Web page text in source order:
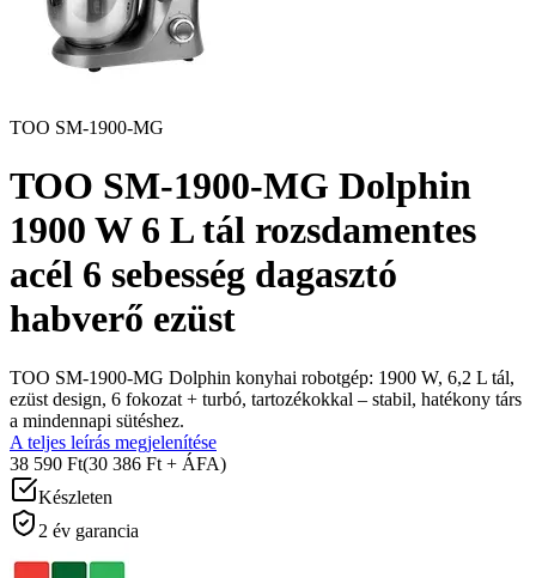
TOO SM-1900-MG
TOO SM-1900-MG Dolphin
1900 W 6 L tál rozsdamentes
acél 6 sebesség dagasztó
habverő ezüst
TOO SM-1900-MG Dolphin konyhai robotgép: 1900 W, 6,2 L tál,
ezüst design, 6 fokozat + turbó, tartozékokkal – stabil, hatékony társ
a mindennapi sütéshez.
A teljes leírás megjelenítése
38 590 Ft(30 386 Ft + ÁFA)
Készleten
2 év garancia